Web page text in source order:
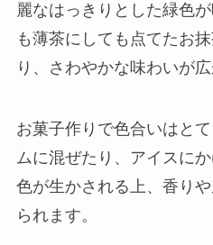
麗なはっきりとした緑色
も薄茶にしても点てたお
り、さわやかな味わいが広
お菓子作りで色合いはと
ムに混ぜたり、アイスに
色が生かされる上、香り
られます。